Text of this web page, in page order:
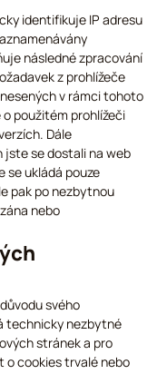
identifikuje IP adresu
následné zpracování
z prohlížeče
v rámci tohoto
použitém prohlížeči
Dále
jste se dostali na web
se ukládá pouze
pak po nezbytnou
nebo
svého
technicky nezbytné
stránek a pro
o cookies trvalé nebo